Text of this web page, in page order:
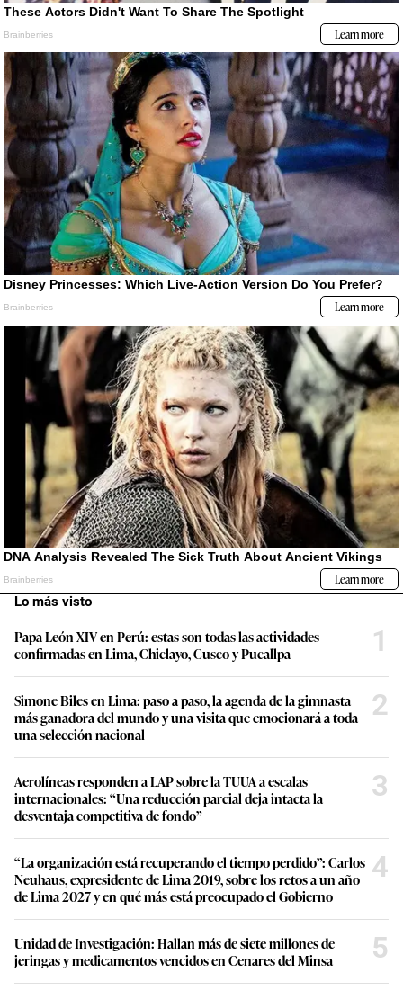
Lo más visto
Papa León XIV en Perú: estas son todas las actividades
confirmadas en Lima, Chiclayo, Cusco y Pucallpa
1
Simone Biles en Lima: paso a paso, la agenda de la gimnasta
más ganadora del mundo y una visita que emocionará a toda
una selección nacional
2
Aerolíneas responden a LAP sobre la TUUA a escalas
internacionales: “Una reducción parcial deja intacta la
desventaja competitiva de fondo”
3
“La organización está recuperando el tiempo perdido”: Carlos
Neuhaus, expresidente de Lima 2019, sobre los retos a un año
de Lima 2027 y en qué más está preocupado el Gobierno
4
Unidad de Investigación: Hallan más de siete millones de
jeringas y medicamentos vencidos en Cenares del Minsa
5